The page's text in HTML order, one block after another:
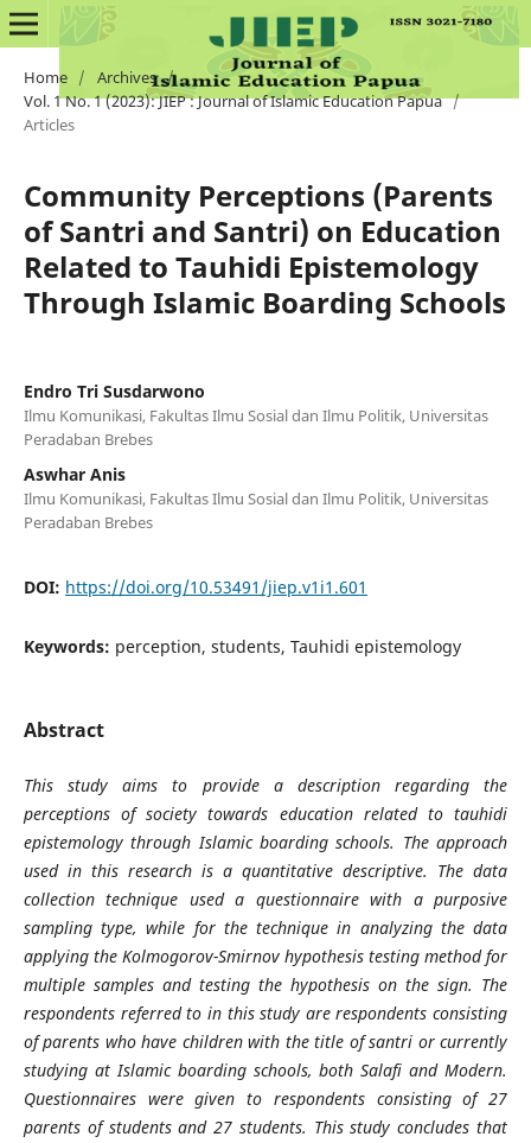
Home / Archives /
Vol. 1 No. 1 (2023): JIEP : Journal of Islamic Education Papua /
Articles
Community Perceptions (Parents
of Santri and Santri) on Education
Related to Tauhidi Epistemology
Through Islamic Boarding Schools
Endro Tri Susdarwono
Ilmu Komunikasi, Fakultas Ilmu Sosial dan Ilmu Politik, Universitas
Peradaban Brebes
Aswhar Anis
Ilmu Komunikasi, Fakultas Ilmu Sosial dan Ilmu Politik, Universitas
Peradaban Brebes
DOI: https://doi.org/10.53491/jiep.v1i1.601
Keywords: perception, students, Tauhidi epistemology
Abstract
This study aims to provide a description regarding the
perceptions of society towards education related to tauhidi
epistemology through Islamic boarding schools. The approach
used in this research is a quantitative descriptive. The data
collection technique used a questionnaire with a purposive
sampling type, while for the technique in analyzing the data
applying the Kolmogorov-Smirnov hypothesis testing method for
multiple samples and testing the hypothesis on the sign. The
respondents referred to in this study are respondents consisting
of parents who have children with the title of santri or currently
studying at Islamic boarding schools, both Salafi and Modern.
Questionnaires were given to respondents consisting of 27
parents of students and 27 students. This study concludes that